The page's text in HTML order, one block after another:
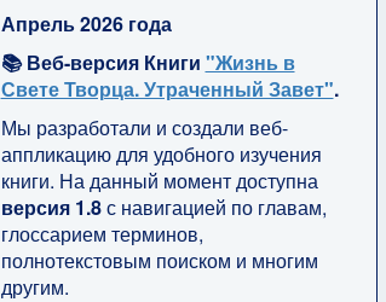
Апрель 2026 года
📚 Веб-версия Книги "Жизнь в
Свете Творца. Утраченный Завет".
Мы разработали и создали веб-
аппликацию для удобного изучения
книги. На данный момент доступна
версия 1.8с навигацией по главам,
глоссарием терминов,
полнотекстовым поиском и многим
другим.